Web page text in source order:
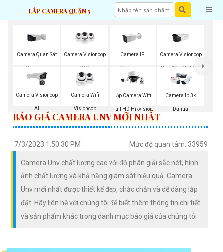
LẮP CAMERA QUẬN 5
Camera Quan Sát
Visioncop
Camera Visioncop
360
Camera IP
Visioncop
Camera Visioncop
Ban Đêm Có Màu
Camera Visioncop
Al
Camera Wifi
Visioncop
Lắp Camera Wifi
Full HD Hikvision
Camera Ip 3k
Dahua
BÁO GIÁ CAMERA UNV MỚI NHẤT
7/3/2023 1:50:30 PM Mức độ quan tâm: 33959
Camera Unv chất lượng cao với độ phân giải sắc nét, hình
ảnh chất lượng và khả năng giám sát hiệu quả. Camera
Unv mới nhất được thiết kế đẹp, chắc chắn và dễ dàng lắp
đặt. Hãy liên hệ với chúng tôi để biết thêm thông tin chi tiết
và sản phẩm khác trong danh mục báo giá của chúng tôi